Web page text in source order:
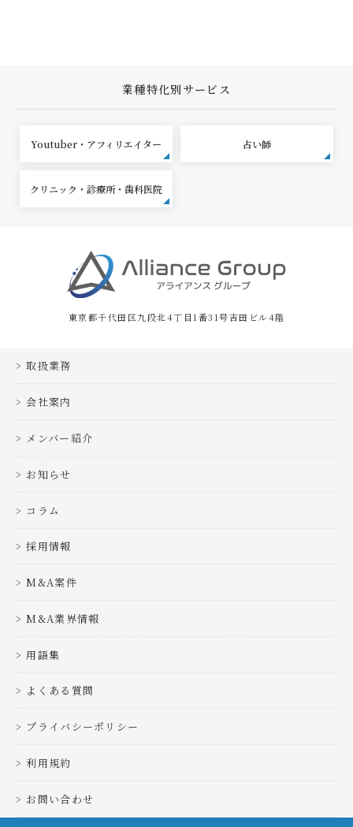
業種特化別サービス
Youtuber・アフィリエイター 占い師
クリニック・診療所・歯科医院
東京都千代田区九段北4丁目1番31号吉田ビル4階
取扱業務
会社案内
メンバー紹介
お知らせ
コラム
採用情報
M&A案件
M&A業界情報
用語集
よくある質問
プライバシーポリシー
利用規約
お問い合わせ